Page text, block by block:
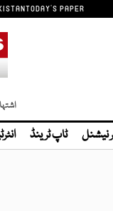
TODAY'S PAPER
نیشنل ٹاپ ٹرینڈ